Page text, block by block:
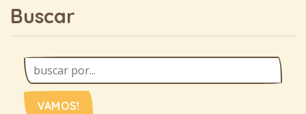
Buscar
VAMOS!